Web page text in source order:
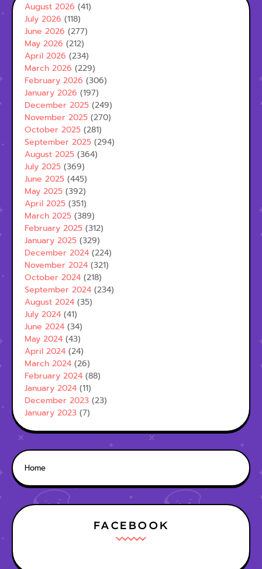
August 2026 (41)
July 2026 (118)
June 2026 (277)
May 2026 (212)
April 2026 (234)
March 2026 (229)
February 2026 (306)
January 2026 (197)
December 2025 (249)
November 2025 (270)
October 2025 (281)
September 2025 (294)
August 2025 (364)
July 2025 (369)
June 2025 (445)
May 2025 (392)
April 2025 (351)
March 2025 (389)
February 2025 (312)
January 2025 (329)
December 2024 (224)
November 2024 (321)
October 2024 (218)
September 2024 (234)
August 2024 (35)
July 2024 (41)
June 2024 (34)
May 2024 (43)
April 2024 (24)
March 2024 (26)
February 2024 (88)
January 2024 (11)
December 2023 (23)
January 2023 (7)
Home
FACEBOOK